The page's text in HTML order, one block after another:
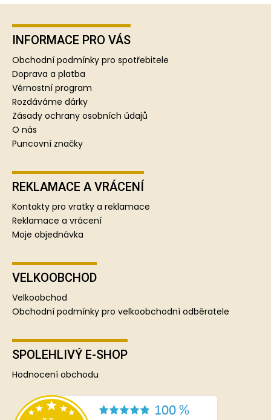
Z
INFORMACE PRO VÁS
Obchodní podmínky pro spotřebitele
Doprava a platba
Věrnostní program
Rozdáváme dárky
Zásady ochrany osobních údajů
O nás
Puncovní značky
REKLAMACE A VRÁCENÍ
Kontakty pro vratky a reklamace
Reklamace a vrácení
Moje objednávka
VELKOOBCHOD
Velkoobchod
Obchodní podmínky pro velkoobchodní odběratele
SPOLEHLIVÝ E-SHOP
Hodnocení obchodu